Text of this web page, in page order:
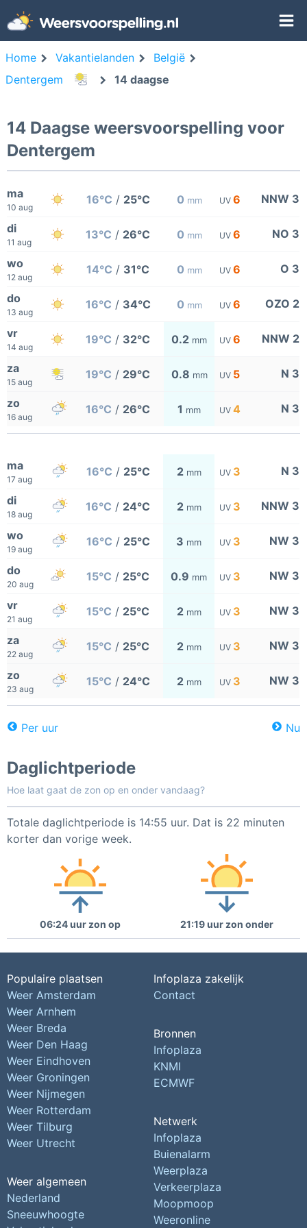
Home Vakantielanden
België
Dentergem
14 daagse
14 Daagse weersvoorspelling voor
Dentergem
ma
10 aug
16°C / 25°C 0 mm UV 6 NNW 3
di
11 aug
13°C / 26°C 0 mm UV 6 NO 3
wo
12 aug
14°C / 31°C 0 mm UV 6 O 3
do
13 aug
16°C / 34°C 0 mm UV 6 OZO 2
vr
14 aug
19°C / 32°C 0.2 mm UV 6 NNW 2
za
15 aug
19°C / 29°C 0.8 mm UV 5 N 3
zo
16 aug
16°C / 26°C 1 mm UV 4 N 3
ma
17 aug
16°C / 25°C 2 mm UV 3 N 3
di
18 aug
16°C / 24°C 2 mm UV 3 NNW 3
wo
19 aug
16°C / 25°C 3 mm UV 3 NW 3
do
20 aug
15°C / 25°C 0.9 mm UV 3 NW 3
vr
21 aug
15°C / 25°C 2 mm UV 3 NW 3
za
22 aug
15°C / 25°C 2 mm UV 3 NW 3
zo
23 aug
15°C / 24°C 2 mm UV 3 NW 3
Per uur Nu
Daglichtperiode
Hoe laat gaat de zon op en onder vandaag?
Totale daglichtperiode is 14:55 uur. Dat is 22 minuten
korter dan vorige week.
06:24 uur zon op 21:19 uur zon onder
Populaire plaatsen
Weer Amsterdam
Weer Arnhem
Weer Breda
Weer Den Haag
Weer Eindhoven
Weer Groningen
Weer Nijmegen
Weer Rotterdam
Weer Tilburg
Weer Utrecht
Weer algemeen
Nederland
Sneeuwhoogte
Infoplaza zakelijk
Contact
Bronnen
Infoplaza
KNMI
ECMWF
Netwerk
Infoplaza
Buienalarm
Weerplaza
Verkeerplaza
Moopmoop
Weeronline